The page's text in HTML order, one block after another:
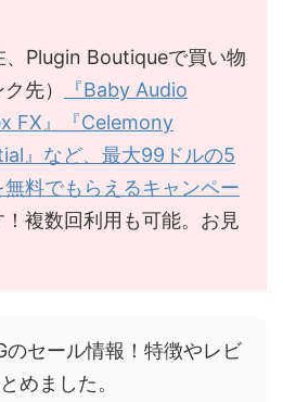
Plugin Boutiqueで買い物
先）
『Baby Audio
FX』『Celemony
』など、最大99ドルの5
料でもらえるキャンペー
複数回利用も可能。お見
のセール情報！特徴やレビ
めました。